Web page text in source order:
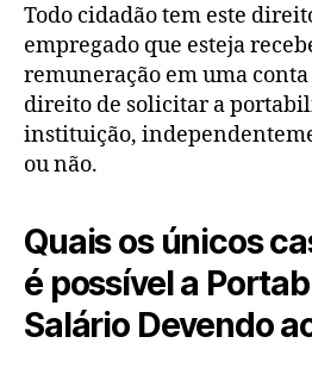
Todo cidadão tem este
empregado que esteja
remuneração em uma
direito de solicitar a
instituição,
ou não.
Quais os únicos
é possível a
Salário Devendo